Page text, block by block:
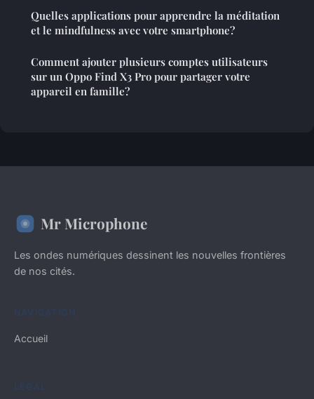
Quelles applications pour apprendre la méditation
et le mindfulness avec votre smartphone?
Comment ajouter plusieurs comptes utilisateurs
sur un Oppo Find X3 Pro pour partager votre
appareil en famille?
Mr Microphone
Les ondes numériques dessinent les nouvelles frontières
de nos cités.
NAVIGATION
Accueil
LÉGAL